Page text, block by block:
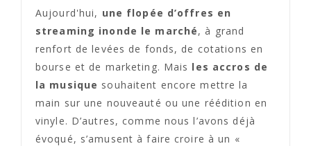
Aujourd'hui, une flopée d’offres en
streaming inonde le marché, à grand
renfort de levées de fonds, de cotations en
bourse et de marketing. Mais les accros de
la musique souhaitent encore mettre la
main sur une nouveauté ou une réédition en
vinyle. D’autres, comme nous l’avons déjà
évoqué, s’amusent à faire croire à un «